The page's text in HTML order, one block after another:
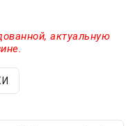
актуальную